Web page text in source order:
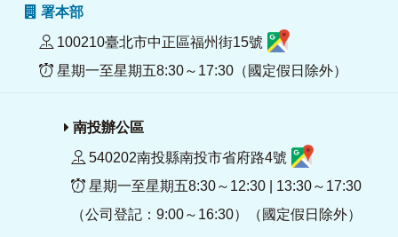
署本部
100210臺北市中正區福州街15號
星期一至星期五8:30～17:30（國定假日除外）
南投辦公區
540202南投縣南投市省府路4號
星期一至星期五8:30～12:30 | 13:30～17:30
（公司登記：9:00～16:30）（國定假日除外）